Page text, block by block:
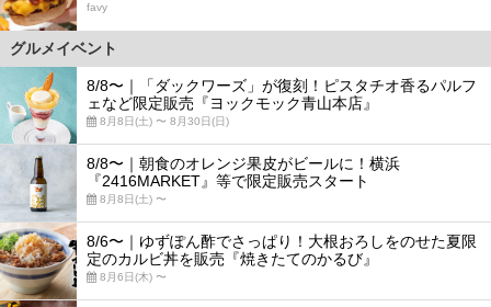
favy
グルメイベント
8/8〜｜「ダックワーズ」が復刻！ピスタチオ香るパルフ
ェなど限定販売『ヨックモック青山本店』
8月8日(土) 〜 8月30日(日)
8/8〜｜朝食のオレンジ果皮がビールに！横浜
『2416MARKET』等で限定販売スタート
8月8日(土) 〜
8/6〜｜ゆずぽん酢でさっぱり！大根おろしをのせた夏限
定のカルビ丼を販売『焼きたてのかるび』
8月6日(木) 〜